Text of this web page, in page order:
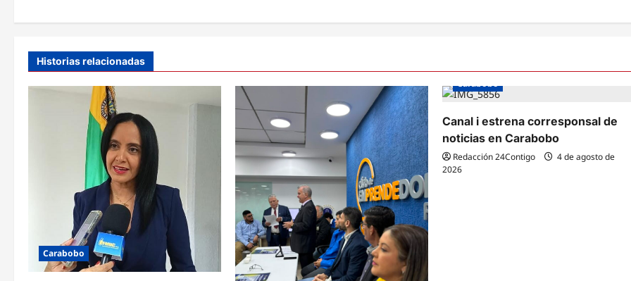
c
n
Historias relacionadas
Carabobo
Carabobo
Canal i estrena corresponsal de
noticias en Carabobo
Redacción 24Contigo
4 de agosto de
2026